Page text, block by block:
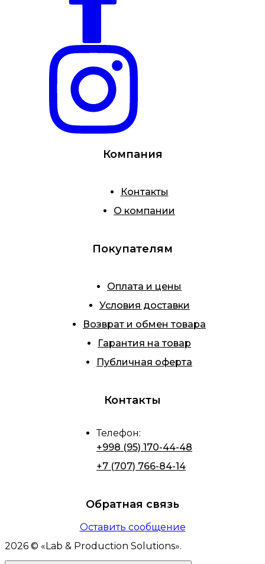
Компания
Контакты
О компании
Покупателям
Оплата и цены
Условия доставки
Возврат и обмен товара
Гарантия на товар
Публичная оферта
Контакты
Телефон:
+998 (95) 170-44-48
+7 (707) 766-84-14
Обратная связь
Оставить сообщение
2026 © « Lab & Production Solutions».